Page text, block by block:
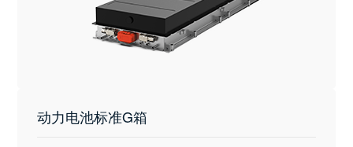
动力电池标准G箱